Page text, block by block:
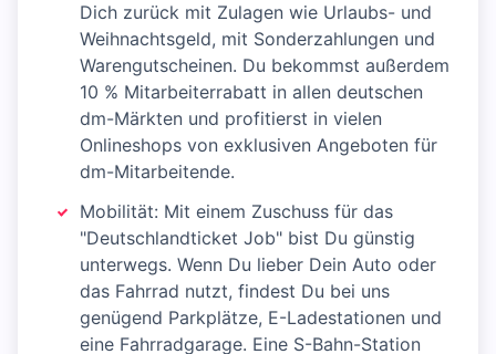
Dich zurück mit Zulagen wie Urlaubs- und
Weihnachtsgeld, mit Sonderzahlungen und
Warengutscheinen. Du bekommst außerdem
10 % Mitarbeiterrabatt in allen deutschen
dm-Märkten und profitierst in vielen
Onlineshops von exklusiven Angeboten für
dm-Mitarbeitende.
Mobilität: Mit einem Zuschuss für das
"Deutschlandticket Job" bist Du günstig
unterwegs. Wenn Du lieber Dein Auto oder
das Fahrrad nutzt, findest Du bei uns
genügend Parkplätze, E-Ladestationen und
eine Fahrradgarage. Eine S-Bahn-Station